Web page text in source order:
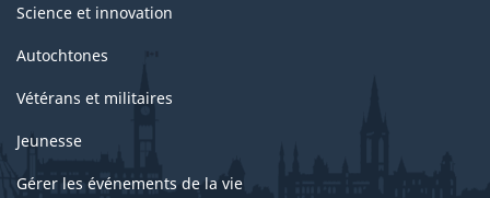
Science et innovation
Autochtones
Vétérans et militaires
Jeunesse
Gérer les événements de la vie